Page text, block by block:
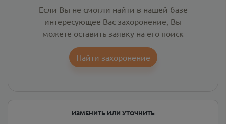
Если Вы не смогли найти в нашей базе
интересующее Вас захоронение, Вы
можете оставить заявку на его поиск
Найти захоронение
ИЗМЕНИТЬ ИЛИ УТОЧНИТЬ